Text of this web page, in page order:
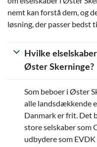
nemt kan forstå dem, og
løsning, der passer bedst
Hvilke
Øster Skerninge?
Som beboer i Øster
alle landsdækkende
Danmark er frit. Det
store selskaber som
udbydere som